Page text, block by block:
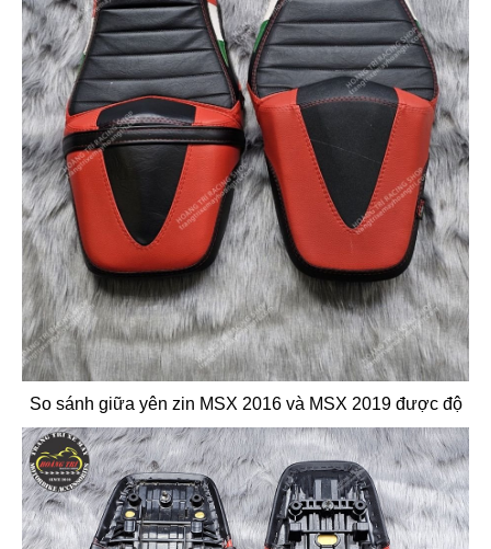
So sánh giữa yên zin MSX 2016 và MSX 2019 được độ